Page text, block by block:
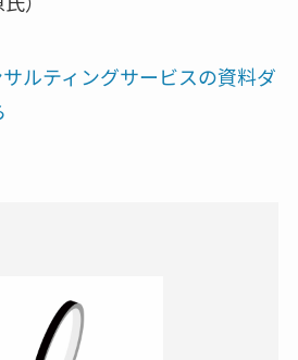
ルティングサービスの資料ダ